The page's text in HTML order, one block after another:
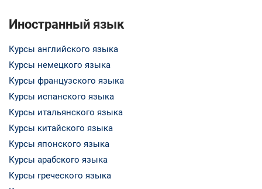
Иностранный язык
Курсы английского языка
Курсы немецкого языка
Курсы французского языка
Курсы испанского языка
Курсы итальянского языка
Курсы китайского языка
Курсы японского языка
Курсы арабского языка
Курсы греческого языка